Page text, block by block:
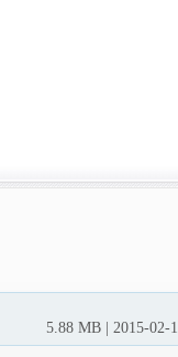
5.88 MB | 2015-02-